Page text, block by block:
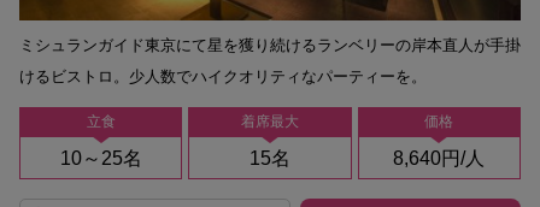
立食
10～25名
着席最大
15名
価格
8,640円/人
ミシュランガイド東京にて星を獲り続けるランベリーの岸本直人が手掛
けるビストロ。少人数でハイクオリティなパーティーを。